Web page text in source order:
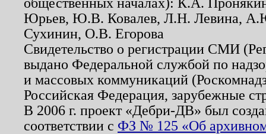
Юрьев, Ю.В. Ковалев, Л.Н. Левина,
Сухинин, О.В. Егорова
Свидетельство о регистрации СМИ
выдано Федеральной службой по
и массовых коммуникаций
Российская Федерация, зарубежные
В 2006 г. проект «Дебри-ДВ» был
соответствии с ФЗ № 125 «Об